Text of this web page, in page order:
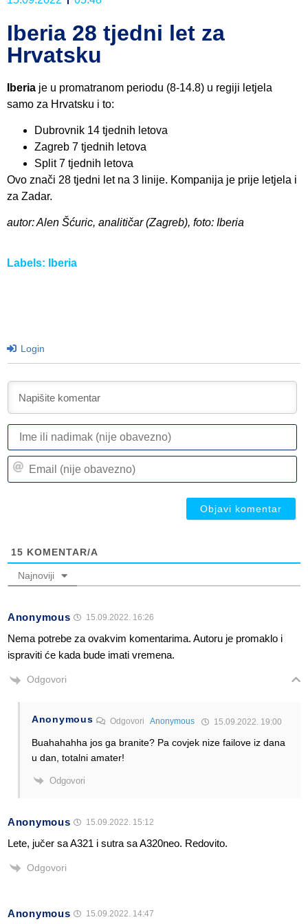
Iberia 28 tjedni let za
Hrvatsku
Iberia je u promatranom periodu (8-14.8) u regiji letjela
samo za Hrvatsku i to:
Dubrovnik 14 tjednih letova
Zagreb 7 tjednih letova
Split 7 tjednih letova
Ovo znači 28 tjedni let na 3 linije. Kompanija je prije letjela i
za Zadar.
autor: Alen Šćuric, analitičar (Zagreb), foto: Iberia
Labels: Iberia
Login
15 KOMENTAR/A
Najnoviji
Anonymous 15.09.2022. 16:26
Nema potrebe za ovakvim komentarima. Autoru je promaklo i
ispraviti će kada bude imati vremena.
Odgovori
Anonymous OdgovoriAnonymous 15.09.2022. 19:00
Buahahahha jos ga branite? Pa covjek nize failove iz dana
u dan, totalni amater!
Odgovori
Anonymous 15.09.2022. 15:12
Lete, jučer sa A321 i sutra sa A320neo. Redovito.
Odgovori
Anonymous 15.09.2022. 14:47